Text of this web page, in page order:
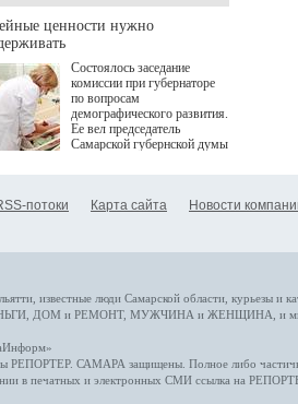
определенными барьерами.
К ним можно отнести
возникающие при работе с
данными пациентов. Для
более динамичного роста
проникновения инноваций в
сегмент необходимо кросс-
отраслевое взаимодействие
рассказала Ольга Сорокина,
ходе сессии "Развитие
качества жизни" в рамках
ПМЭФ 2025. В дискуссии
РФ Михаил Мурашко,
представители
Государственной Думы,
ценности нужно
Состоялось заседание
комиссии при губернаторе
по вопросам
демографического развития.
Ее вел председатель
Самарской губернской думы
потоки Карта сайта Новости
известные люди Самарской области, курьезы и
ДОМ и РЕМОНТ, МУЖЧИНА и ЖЕНЩИНА , и
РЕПОРТЕР. САМАРА защищены. Полное либо
в печатных и электронных СМИ ссылка на